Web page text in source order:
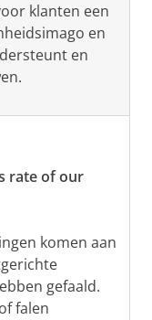
klanten een
en
en
rate of our
komen aan
gefaald.
falen